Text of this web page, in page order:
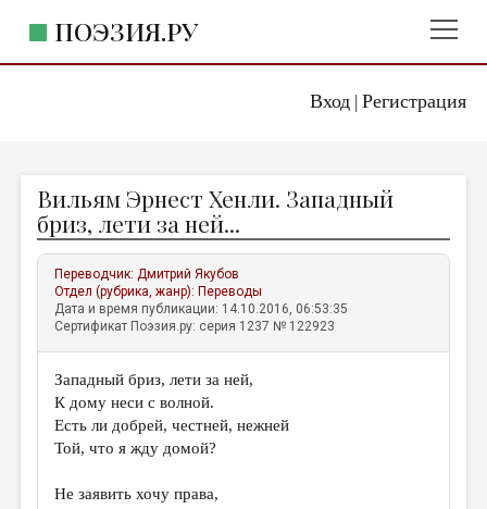
Вход| Регистрация
ПОЭЗИЯ.РУ
ЖАНРЫ
АВТОРЫ
КОММЕНТАРИИ
ЛИТСАЛОН
ПРАВИЛА САЙТА
ОТДЕЛЫ И РУБРИКИ
Вильям Эрнест Хенли. Западный
бриз, лети за ней...
Переводчик:Дмитрий Якубов
Отдел (рубрика, жанр): Переводы
Дата и время публикации: 14.10.2016, 06:53:35
Сертификат Поэзия.ру: серия 1237 № 122923
Западный бриз, лети за ней,
К дому неси с волной.
Есть ли добрей, честней, нежней
Той, что я жду домой?
Не заявить хочу права,